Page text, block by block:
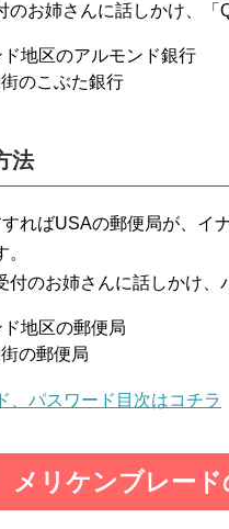
お姉さんに話しかけ、「
地区のアルモンド銀行
のこぶた銀行
法
ればUSAの郵便局が、イ
のお姉さんに話しかけ、
地区の郵便局
の郵便局
パスワード目次はコチラ
リケンブレード